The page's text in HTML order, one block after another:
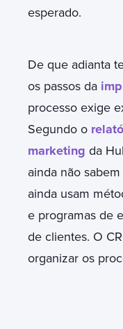
esperado.
De que adianta
os passos da
processo exige
Segundo o
marketing da
ainda não
ainda usam
e programas de
de clientes. O
organizar os